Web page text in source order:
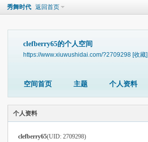
秀舞时代 返回首页
clefberry65的个人空间
https://www.xiuwushidai.com/?2709298 [收藏]
空间首页 主题 个人资料
个人资料
clefberry65(UID: 2709298)